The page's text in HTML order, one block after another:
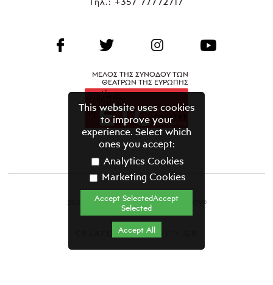
ΜΕΛΟΣ ΤΗΣ ΣΥΝΟΔΟΥ ΤΩΝ
ΘΕΑΤΡΩΝ ΤΗΣ ΕΥΡΩΠΗΣ
2021 ΘΕΑΤΡΙΚΟΣ ΟΡΓΑΝΙΣΜΟΣ ΚΥΠΡΟΥ©
Όροι & Προϋποθέσεις
CREATED BY GRAVITY.GR
This website uses cookies
to improve your
experience. Select which
ones you accept:
Analytics Cookies
Marketing Cookies
Accept SelectedAccept
Selected
Accept All